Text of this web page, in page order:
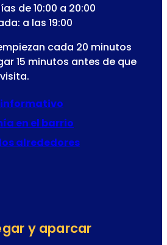
de 10:00 a 20:00
a las 19:00
cada 20 minutos
15 minutos antes de que
en el barrio
alrededores
y aparcar